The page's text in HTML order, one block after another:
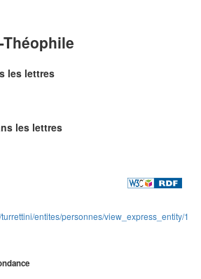
les lettres
les lettres
entites/personnes/view_express_entity/1